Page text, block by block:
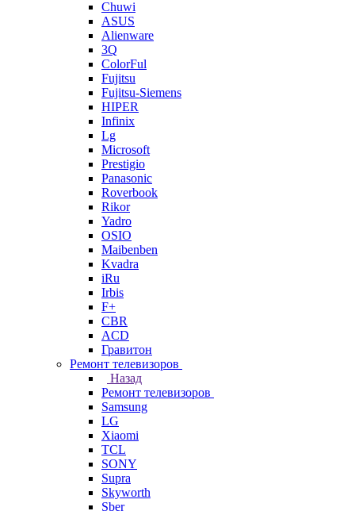
Chuwi
ASUS
Alienware
3Q
ColorFul
Fujitsu
Fujitsu-Siemens
HIPER
Infinix
Lg
Microsoft
Prestigio
Panasonic
Roverbook
Rikor
Yadro
OSIO
Maibenben
Kvadra
iRu
Irbis
F+
CBR
ACD
Гравитон
Ремонт телевизоров
Назад
Ремонт телевизоров
Samsung
LG
Xiaomi
TCL
SONY
Supra
Skyworth
Sber